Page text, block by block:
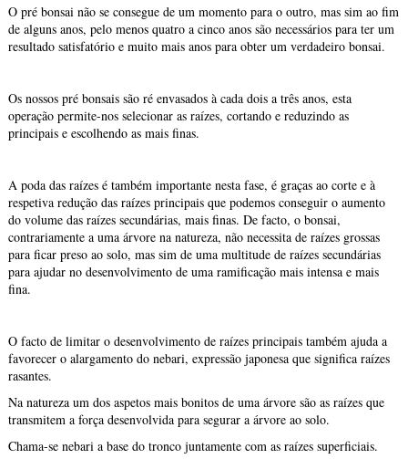
O pré bonsai não se consegue de um momento para o outro, mas sim ao fim
de alguns anos, pelo menos quatro a cinco anos são necessários para ter um
resultado satisfatório e muito mais anos para obter um verdadeiro bonsai.
Os nossos pré bonsais são ré envasados à cada dois a três anos, esta
operação permite-nos selecionar as raízes, cortando e reduzindo as
principais e escolhendo as mais finas.
A poda das raízes é também importante nesta fase, é graças ao corte e à
respetiva redução das raízes principais que podemos conseguir o aumento
do volume das raízes secundárias, mais finas. De facto, o bonsai,
contrariamente a uma árvore na natureza, não necessita de raízes grossas
para ficar preso ao solo, mas sim de uma multitude de raízes secundárias
para ajudar no desenvolvimento de uma ramificação mais intensa e mais
fina.
O facto de limitar o desenvolvimento de raízes principais também ajuda a
favorecer o alargamento do nebari, expressão japonesa que significa raízes
rasantes.
Na natureza um dos aspetos mais bonitos de uma árvore são as raízes que
transmitem a força desenvolvida para segurar a árvore ao solo.
Chama-se nebari a base do tronco juntamente com as raízes superficiais.